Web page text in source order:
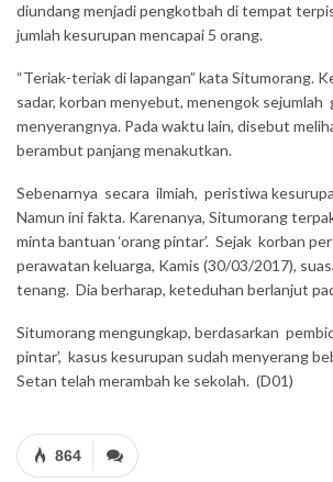
diundang menjadi pengkotbah di tempat
jumlah kesurupan mencapai 5 orang.
“Teriak-teriak di lapangan” kata Situmorang.
sadar, korban menyebut, menengok sejumlah
menyerangnya. Pada waktu lain, disebut
berambut panjang menakutkan.
Sebenarnya secara ilmiah, peristiwa
Namun ini fakta. Karenanya, Situmorang
minta bantuan ‘orang pintar’. Sejak korban
perawatan keluarga, Kamis (30/03/2017),
tenang. Dia berharap, keteduhan berlanjut
Situmorang mengungkap, berdasarkan
pintar’, kasus kesurupan sudah menyerang
Setan telah merambah ke sekolah. (D01)
864